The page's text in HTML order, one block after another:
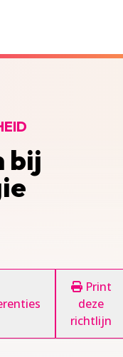
bij
Print
deze
richtlijn